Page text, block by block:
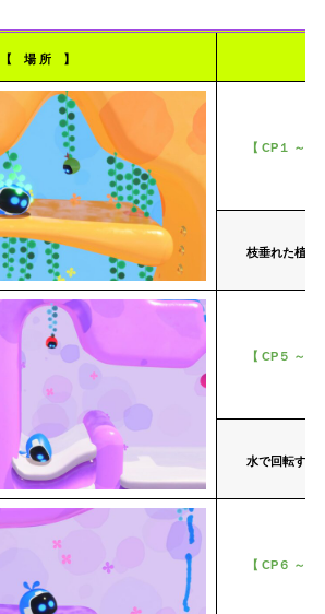
【 場 所 】
【 CP１ ～
枝垂れた植物
【 CP５ ～
水で回転する
【 CP６ ～